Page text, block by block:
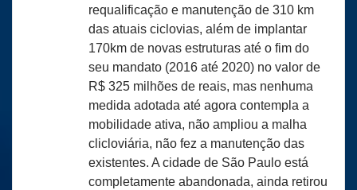
requalificação e manutenção de 310 km
das atuais ciclovias, além de implantar
170km de novas estruturas até o fim do
seu mandato (2016 até 2020) no valor de
R$ 325 milhões de reais, mas nenhuma
medida adotada até agora contempla a
mobilidade ativa, não ampliou a malha
clicloviária, não fez a manutenção das
existentes. A cidade de São Paulo está
completamente abandonada, ainda retirou